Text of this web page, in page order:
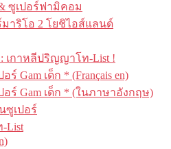
ซูเปอร์ฟามิคอม
มาริโอ 2 โยชิไอส์แลนด์
: เกาหลีปริญญาโท-List !
ร์ Gam เด็ก * (Français en)
ร์ Gam เด็ก * (ในภาษาอังกฤษ)
ซูเปอร์
List